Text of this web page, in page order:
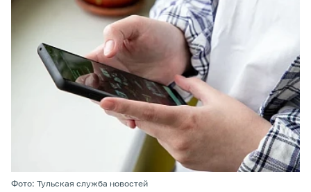
Фото: Тульская служба новостей